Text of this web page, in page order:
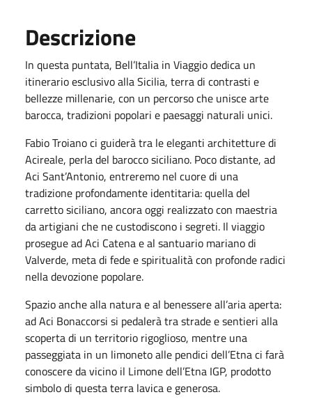
Descrizione
In questa puntata, Bell’Italia in Viaggio dedica un
itinerario esclusivo alla Sicilia, terra di contrasti e
bellezze millenarie, con un percorso che unisce arte
barocca, tradizioni popolari e paesaggi naturali unici.
Fabio Troiano ci guiderà tra le eleganti architetture di
Acireale, perla del barocco siciliano. Poco distante, ad
Aci Sant’Antonio, entreremo nel cuore di una
tradizione profondamente identitaria: quella del
carretto siciliano, ancora oggi realizzato con maestria
da artigiani che ne custodiscono i segreti. Il viaggio
prosegue ad Aci Catena e al santuario mariano di
Valverde, meta di fede e spiritualità con profonde radici
nella devozione popolare.
Spazio anche alla natura e al benessere all’aria aperta:
ad Aci Bonaccorsi si pedalerà tra strade e sentieri alla
scoperta di un territorio rigoglioso, mentre una
passeggiata in un limoneto alle pendici dell’Etna ci farà
conoscere da vicino il Limone dell’Etna IGP, prodotto
simbolo di questa terra lavica e generosa.